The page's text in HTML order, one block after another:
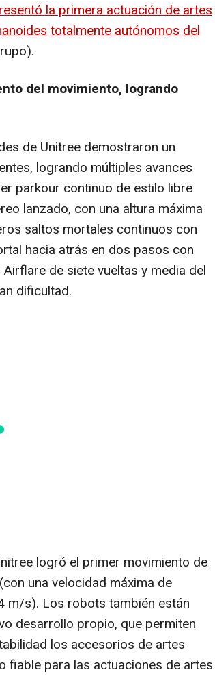
la primera actuación de artes
totalmente autónomos del
del movimiento, logrando
de Unitree demostraron un
logrando múltiples avances
parkour continuo de estilo libre
lanzado, con una altura máxima
saltos mortales continuos con
hacia atrás en dos pasos con
de siete vueltas y media del
dificultad.
logró el primer movimiento de
una velocidad máxima de
m/s). Los robots también están
desarrollo propio, que permiten
los accesorios de artes
fiable para las actuaciones de artes